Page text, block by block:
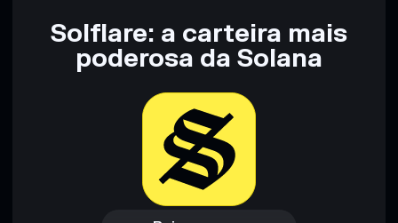
Aviso legal: Esta informação é apenas para fins educativos e
não constitui aconselhamento financeiro. Faz sempre a tua
Solflare: a carteira mais
poderosa da Solana
Baixar agora